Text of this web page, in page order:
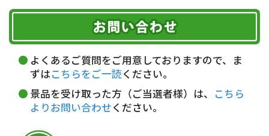
お届け可能時間帯
午前中 14～16時
16～18時
18～20時
19～21時 指定なし
代金引換(現金のみ)
5,000円未満…330円(税込)
銀行振込(前払い)
期限を含むルール（条件）や、お客様にご負担い
ただく費用がございます。
詳しくはこちら▶
よくあるご質問をご用意しておりますので、ま
ずはこちらをご一読ください。
景品を受け取った方（ご当選者様）は、
こちら
よりお問い合わせください。